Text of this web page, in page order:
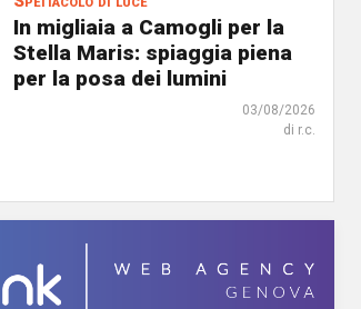
In migliaia a Camogli per la
Stella Maris: spiaggia piena
per la posa dei lumini
03/08/2026
di r.c.